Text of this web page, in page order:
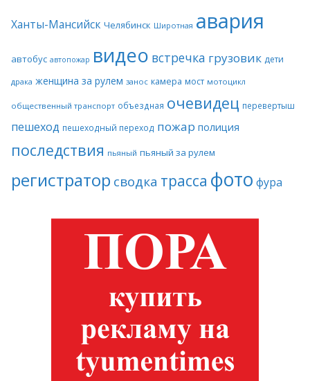
Ханты-Мансийск Челябинск Широтная авария
автобус автопожар видео встречка грузовик дети
драка женщина за рулем занос камера мост мотоцикл
общественный транспорт объездная очевидец перевертыш
пешеход пешеходный переход пожар полиция
последствия пьяный пьяный за рулем
регистратор сводка трасса фото фура